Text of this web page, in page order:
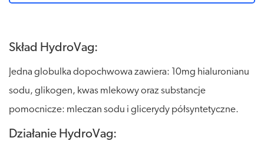
Skład HydroVag:
Jedna globulka dopochwowa zawiera: 10mg hialuronianu
sodu, glikogen, kwas mlekowy oraz substancje
pomocnicze: mleczan sodu i glicerydy półsyntetyczne.
Działanie HydroVag: